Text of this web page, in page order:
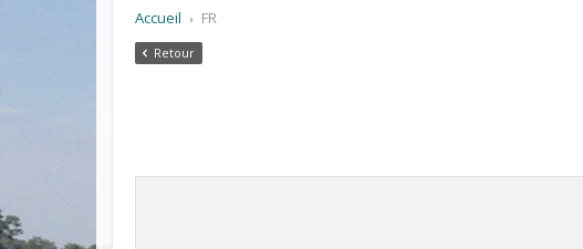
Accueil FR
Retour